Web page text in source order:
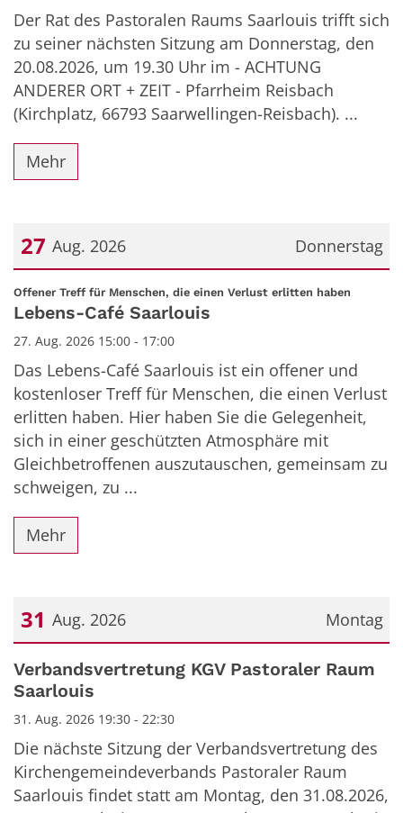
Der Rat des Pastoralen Raums Saarlouis trifft sich
zu seiner nächsten Sitzung am Donnerstag, den
20.08.2026, um 19.30 Uhr im - ACHTUNG
ANDERER ORT + ZEIT - Pfarrheim Reisbach
(Kirchplatz, 66793 Saarwellingen-Reisbach). ...
Mehr
Donnerstag
27 Aug. 2026
Datum: 27. August 2026
Offener Treff für Menschen, die einen Verlust erlitten haben
Lebens-Café Saarlouis
27. Aug. 2026 15:00 - 17:00
Das Lebens-Café Saarlouis ist ein offener und
kostenloser Treff für Menschen, die einen Verlust
erlitten haben. Hier haben Sie die Gelegenheit,
sich in einer geschützten Atmosphäre mit
Gleichbetroffenen auszutauschen, gemeinsam zu
schweigen, zu ...
Mehr
Montag
31 Aug. 2026
Datum: 31. August 2026
Verbandsvertretung KGV Pastoraler Raum
Saarlouis
31. Aug. 2026 19:30 - 22:30
Die nächste Sitzung der Verbandsvertretung des
Kirchengemeindeverbands Pastoraler Raum
Saarlouis findet statt am Montag, den 31.08.2026,